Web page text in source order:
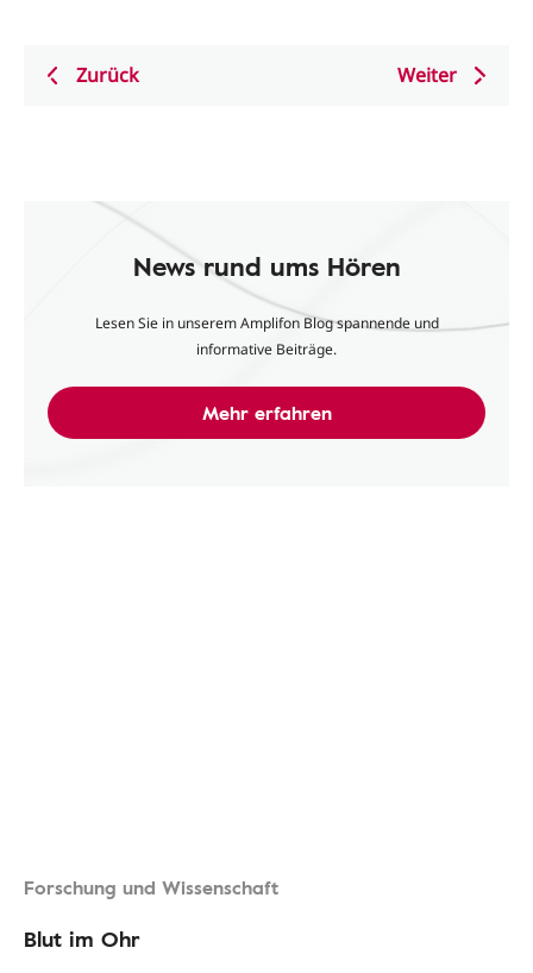
Zurück Weiter
News rund ums Hören
Lesen Sie in unserem Amplifon Blog spannende und
informative Beiträge.
Mehr erfahren
Forschung und Wissenschaft
Blut im Ohr